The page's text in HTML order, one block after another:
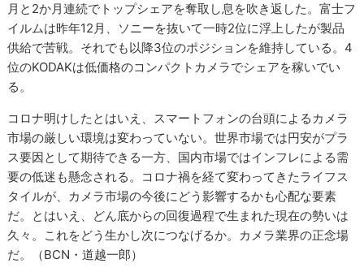
月と2か月連続でトップシェアを奪取し息を吹き返した。富士フ
イルムは昨年12月、ソニーを抜いて一時2位に浮上したが製品
供給で苦戦。それでも以降3位のポジションを維持している。4
位のKODAKは低価格のコンパクトカメラでシェアを稼いでい
る。
コロナ明けしたとはいえ、スマートフォンの台頭によるカメラ
市場の厳しい環境は変わっていない。世界市場では円安がプラ
ス要因として期待できる一方、国内市場ではインフレによる需
要の低迷も懸念される。コロナ禍を経て変わってきたライフス
タイルが、カメラ市場の今後にどう影響するかも心配な要素
だ。とはいえ、どん底からの回復過程で生まれた現在の勢いは
久々。これをどう生かし次につなげるか。カメラ業界の正念場
だ。（BCN・道越一郎）